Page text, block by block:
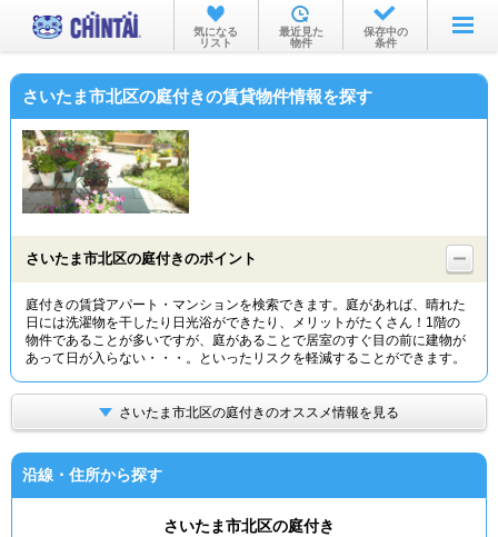
お部屋を探す
沿線・駅から
物件特集から
TOP
気になる
リスト
最近見た
物件
保存中の
条件
さいたま市北区の庭付きの賃貸物件情報を探す
さいたま市北区の庭付きのポイント
庭付きの賃貸アパート・マンションを検索できます。庭があれば、晴れた
日には洗濯物を干したり日光浴ができたり、メリットがたくさん！1階の
物件であることが多いですが、庭があることで居室のすぐ目の前に建物が
あって日が入らない・・・。といったリスクを軽減することができます。
さいたま市北区の庭付きのオススメ情報を見る
沿線・住所から探す
さいたま市北区の庭付き